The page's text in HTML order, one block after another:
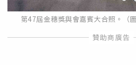
第47屆金穗獎與會嘉賓大合照。（